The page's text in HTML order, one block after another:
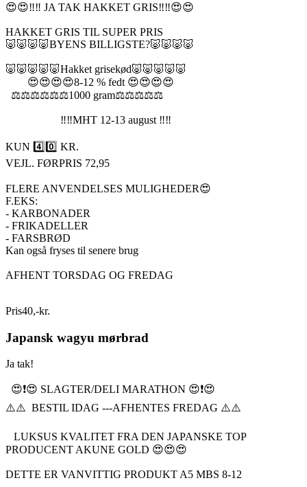
😍😍‼️‼️ JA TAK HAKKET GRIS‼️‼️😍😍
HAKKET GRIS TIL SUPER PRIS
🐷🐷🐷🐷BYENS BILLIGSTE?🐷🐷🐷🐷
🐷🐷🐷🐷🐷Hakket grisekød🐷🐷🐷🐷🐷
😍😍😍😍8-12 % fedt 😍😍😍😍
⚖️⚖️⚖️⚖️⚖️⚖️1000 gram⚖️⚖️⚖️⚖️⚖️
‼️‼️MHT 12-13 august ‼️‼️
KUN 4️⃣0️⃣ KR.
VEJL. FØRPRIS 72,95
FLERE ANVENDELSES MULIGHEDER😍
F.EKS:
- KARBONADER
- FRIKADELLER
- FARSBRØD
Kan også fryses til senere brug
AFHENT TORSDAG OG FREDAG
Pris40,-kr.
Japansk wagyu mørbrad
Ja tak!
😍❗️😍 SLAGTER/DELI MARATHON 😍❗️😍
⚠️⚠️ BESTIL IDAG ---AFHENTES FREDAG ⚠️⚠️
LUKSUS KVALITET FRA DEN JAPANSKE TOP
PRODUCENT AKUNE GOLD 😍😍😍
DETTE ER VANVITTIG PRODUKT A5 MBS 8-12